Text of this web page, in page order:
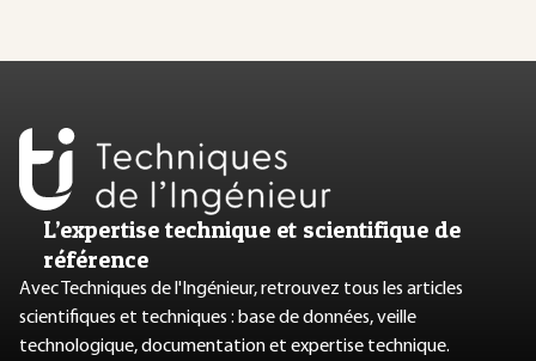
L’expertise technique et scientifique de
référence
Avec Techniques de l'Ingénieur, retrouvez tous les articles
scientifiques et techniques : base de données, veille
technologique, documentation et expertise technique.